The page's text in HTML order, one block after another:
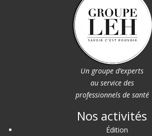
Un groupe d’experts
au service des
professionnels de santé
Nos activités
Édition